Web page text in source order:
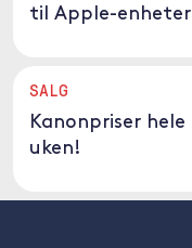
til Apple-
SALG
Kanonpriser hele
uken!